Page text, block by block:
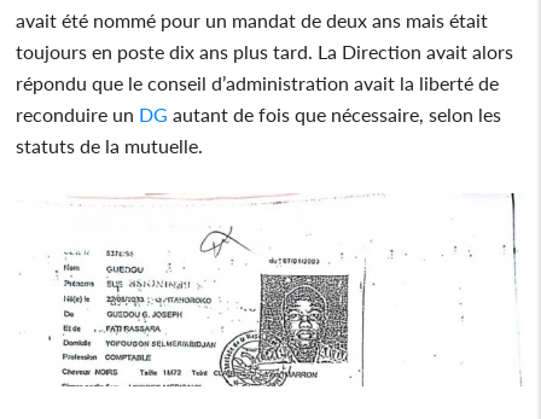
avait été nommé pour un mandat de deux ans mais était
toujours en poste dix ans plus tard. La Direction avait alors
répondu que le conseil d’administration avait la liberté de
reconduire un DG autant de fois que nécessaire, selon les
statuts de la mutuelle.